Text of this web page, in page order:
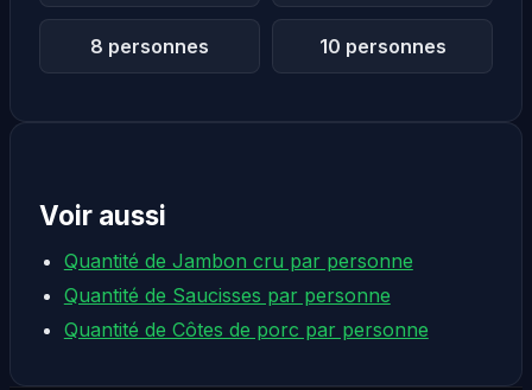
8 personnes 10 personnes
Voir aussi
Quantité de Jambon cru par personne
Quantité de Saucisses par personne
Quantité de Côtes de porc par personne